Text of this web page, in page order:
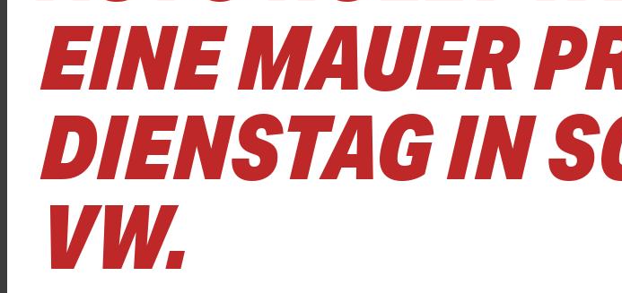
EINE MAUER
DIENSTAG IN
VW.